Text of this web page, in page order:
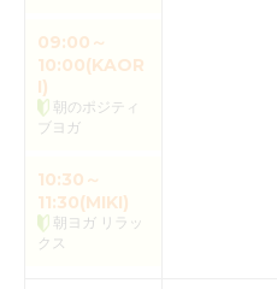
09:00～
10:00(KAOR
I)
朝のポジティ
ブヨガ
10:30～
11:30(MIKI)
朝ヨガ リラッ
クス